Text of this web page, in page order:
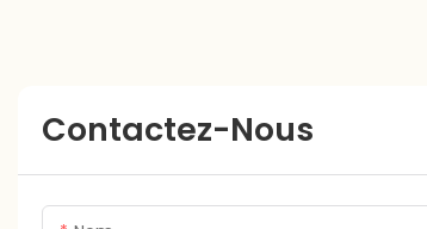
Contactez-Nous